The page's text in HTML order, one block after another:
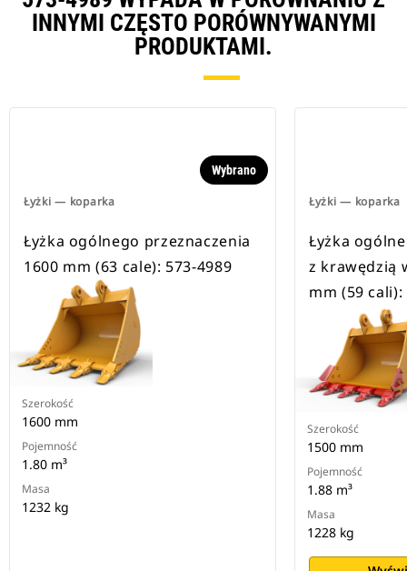
INNYMI CZĘSTO PORÓWNYWANYMI
PRODUKTAMI.
Łyżki — koparka
Wybrano
Łyżka ogólnego przeznaczenia
1600 mm (63 cale): 573-4989
Szerokość
1600 mm
Pojemność
1.80 m³
Masa
1232 kg
Łyżki — koparka
Łyżka
z krawędzią
mm (59 cali):
Szerokość
1500 mm
Pojemność
1.88 m³
Masa
1228 kg